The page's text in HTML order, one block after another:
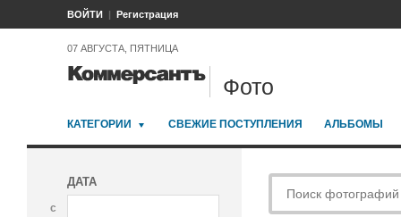
ВОЙТИ Регистрация
07 АВГУСТА, ПЯТНИЦА
Фото
КАТЕГОРИИ СВЕЖИЕ ПОСТУПЛЕНИЯ АЛЬБОМЫ
ДАТА
с